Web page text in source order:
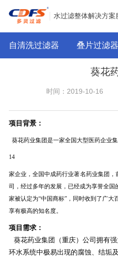
水过滤整体解决方案
自清洗过滤器 叠片过滤器
葵花
时间：2019-10-16
项目背景：
葵花药业集团是一家全国大型医药企业
14
家企业，全国中成药行业著 名药业集团
司，经过多年的发展，已经成为享誉全国
家被认定为“中国商标”，同时收到了广大
享有极高的知名度。
项目需求：
葵花药业集团（重庆）公司拥有
环水系统中极易出现的腐蚀、结垢